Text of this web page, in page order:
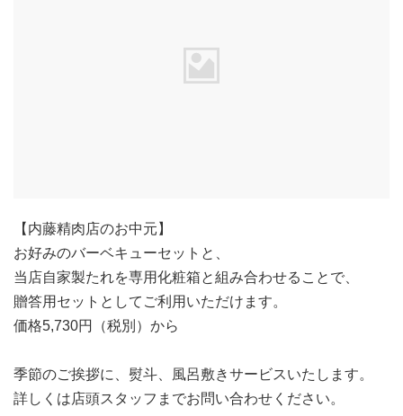
【内藤精肉店のお中元】
お好みのバーベキューセットと、
当店自家製たれを専用化粧箱と組み合わせることで、
贈答用セットとしてご利用いただけます。
価格5,730円（税別）から
季節のご挨拶に、熨斗、風呂敷きサービスいたします。
詳しくは店頭スタッフまでお問い合わせください。